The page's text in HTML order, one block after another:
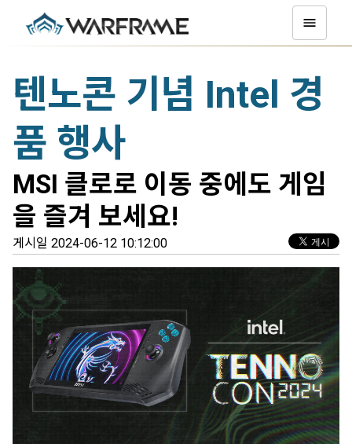
텐노콘 기념 Intel 경
품 행사
MSI 클로로 이동 중에도 게임
을 즐겨 보세요!
게시일 2024-06-12 10:12:00